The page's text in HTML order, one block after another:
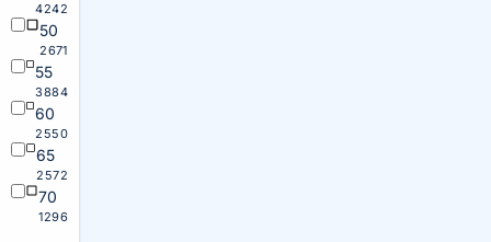
4242
50
2671
55
3884
60
2550
65
2572
70
1296